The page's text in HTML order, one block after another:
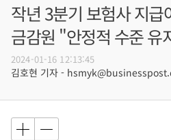
작년 3분기 보험사 지
금감원 "안정적 수준 유
2024-01-16 12:13:45
김호현 기자 -